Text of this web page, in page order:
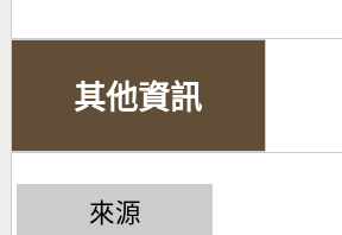
其他資訊
來源